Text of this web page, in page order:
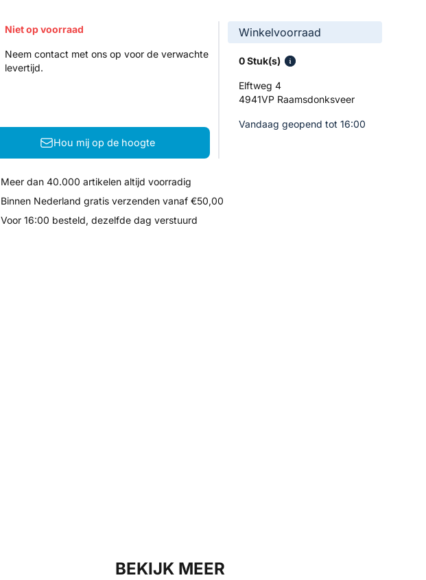
Niet op voorraad
Neem contact met ons op voor de verwachte
levertijd.
Hou mij op de hoogte
Winkelvoorraad
0 Stuk(s)
Elftweg 4
4941VP Raamsdonksveer
Vandaag geopend tot 16:00
Meer dan 40.000 artikelen altijd voorradig
Binnen Nederland gratis verzenden vanaf €50,00
Voor 16:00 besteld, dezelfde dag verstuurd
BEKIJK MEER